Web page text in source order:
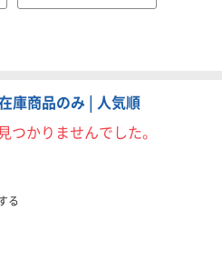
庫商品のみ | 人気順
つかりませんでした。
る